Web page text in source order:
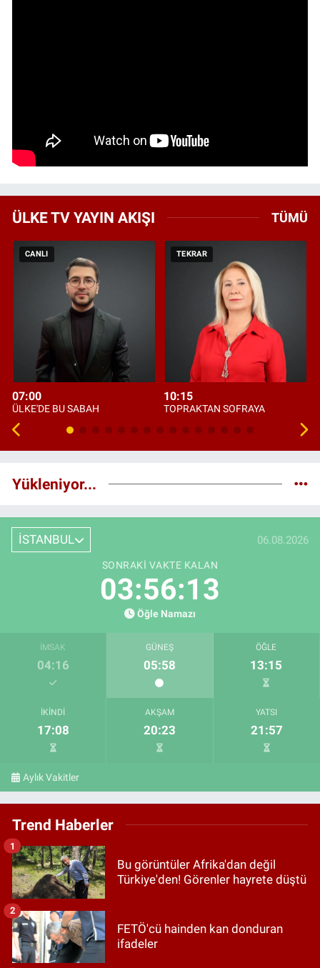
ÜLKE TV YAYIN AKIŞI TÜMÜ
CANLI
07:00
ÜLKE'DE BU SABAH
TEKRAR
10:15
TOPRAKTAN SOFRAYA
Yükleniyor...
İSTANBUL 06.08.2026
SONRAKI VAKTE KALAN
03:56:12
Öğle Namazı
İMSAK
04:16
GÜNEŞ
05:58
ÖĞLE
13:15
İKINDI
17:08
AKŞAM
20:23
YATSI
21:57
Aylık Vakitler
Trend Haberler
Bu görüntüler Afrika'dan değil
Türkiye'den! Görenler hayrete düştü
1
FETÖ'cü hainden kan donduran
ifadeler
2